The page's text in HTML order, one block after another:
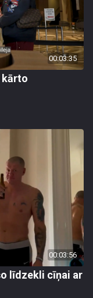
00:03:35
kārto
00:03:56
līdzekli cīņai ar